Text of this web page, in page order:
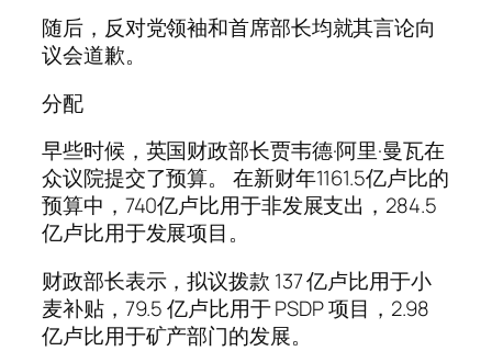
随后，反对党领袖和首席部长均就其言论向
议会道歉。
分配
早些时候，英国财政部长贾韦德·阿里·曼瓦在
众议院提交了预算。 在新财年1161.5亿卢比的
预算中，740亿卢比用于非发展支出，284.5
亿卢比用于发展项目。
财政部长表示，拟议拨款 137 亿卢比用于小
麦补贴，79.5 亿卢比用于 PSDP 项目，2.98
亿卢比用于矿产部门的发展。